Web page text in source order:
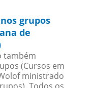
grupos
de
também
(Cursos em
ministrado